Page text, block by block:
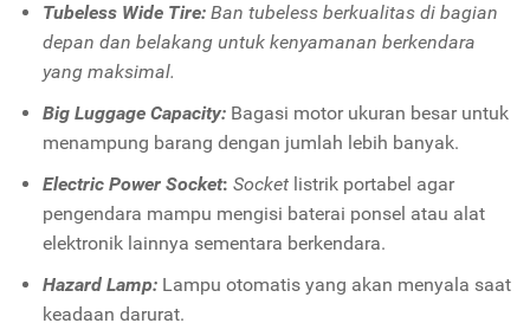
Tubeless Wide Tire: Ban tubeless berkualitas di bagian
depan dan belakang untuk kenyamanan berkendara
yang maksimal.
Big Luggage Capacity: Bagasi motor ukuran besar untuk
menampung barang dengan jumlah lebih banyak.
Electric Power Socket: Socket listrik portabel agar
pengendara mampu mengisi baterai ponsel atau alat
elektronik lainnya sementara berkendara.
Hazard Lamp: Lampu otomatis yang akan menyala saat
keadaan darurat.